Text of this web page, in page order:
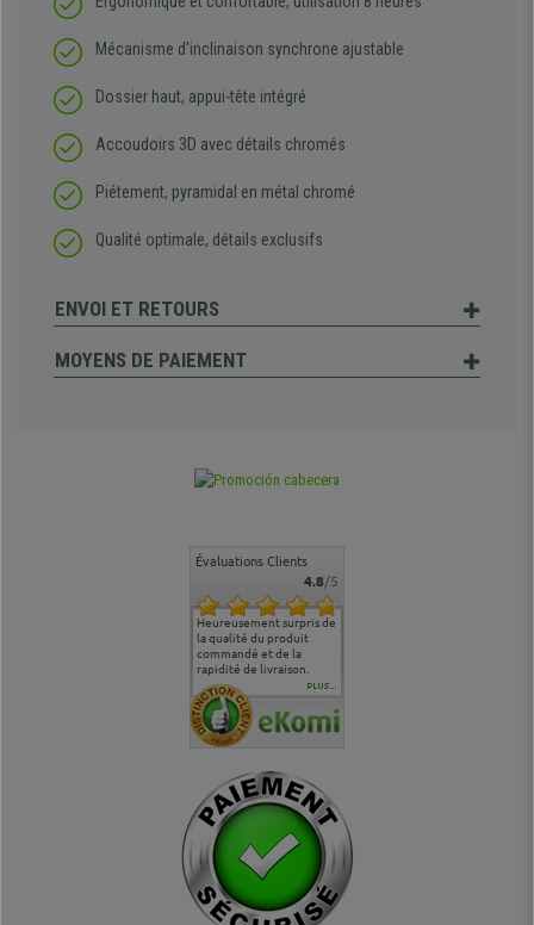
Mécanisme d'inclinaison synchrone ajustable
Dossier haut, appui-tête intégré
Accoudoirs 3D avec détails chromés
Piétement, pyramidal en métal chromé
Qualité optimale, détails exclusifs
ENVOI ET RETOURS
MOYENS DE PAIEMENT
Évaluations Clients
4.8/5
Heureusement surpris de
la qualité du produit
commandé et de la
rapidité de livraison.
de l'aménagement et ne
regrette pas mon achat.
PLUS...